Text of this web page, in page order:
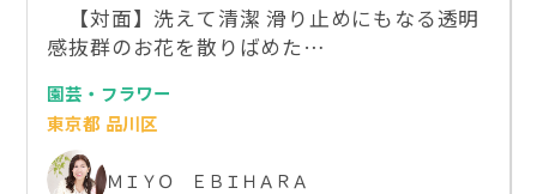
【対面】洗えて清潔 滑り止めにもなる透明
感抜群のお花を散りばめた…
園芸・フラワー
東京都 品川区
ＭＩＹＯ ＥＢＩＨＡＲＡ